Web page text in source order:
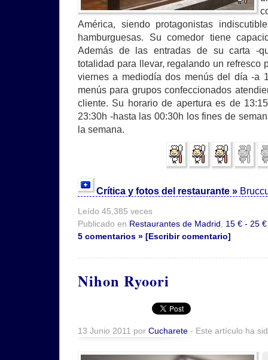
América, siendo protagonistas
hamburguesas. Su comedor tiene
Además de las entradas de su carta -
totalidad para llevar, regalando un refresco
viernes a mediodía dos menús del día -a
menús para grupos confeccionados
cliente. Su horario de apertura es de
23:30h -hasta las 00:30h los fines de
la semana.
Crítica y fotos del restaurante »
Leído 45,385 veces
Publicado en Restaurantes de Madrid, 15 € - 25 €
5 comentarios » [Escribir comentario]
Nihon Ryoori
13 Junio 2011 por Cucharete - Este artículo ha